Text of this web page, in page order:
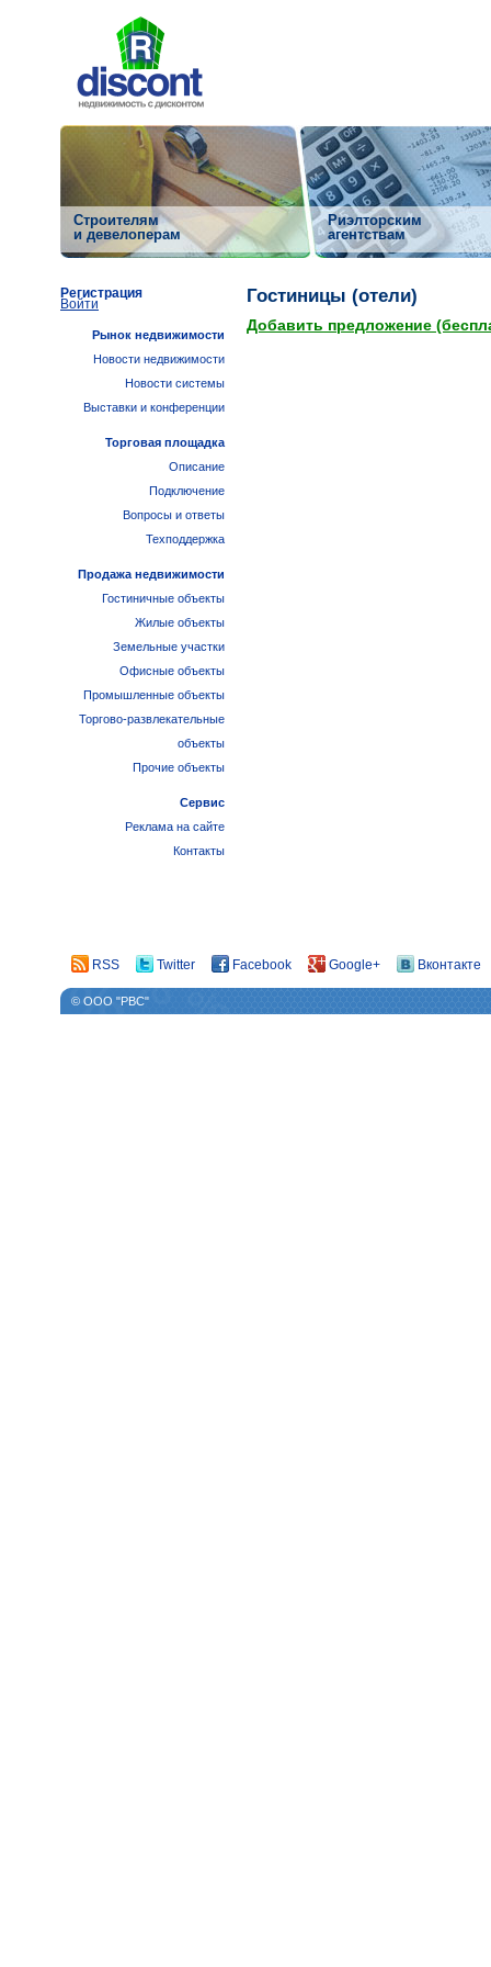
Строителям
и девелоперам
Риэлторским
агентствам
Гостиницы (отели)
Добавить предложение
Регистрация
Войти
Рынок недвижимости
Новости недвижимости
Новости системы
Выставки и конференции
Торговая площадка
Описание
Подключение
Вопросы и ответы
Техподдержка
Продажа недвижимости
Гостиничные объекты
Жилые объекты
Земельные участки
Офисные объекты
Промышленные объекты
Торгово-развлекательные
объекты
Прочие объекты
Сервис
Реклама на сайте
Контакты
RSS Twitter Facebook Google+ Вконтакте
© ООО "РВС"